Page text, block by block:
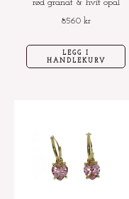
rød granat & hvit opal
8560 kr
LEGG I
HANDLEKURV